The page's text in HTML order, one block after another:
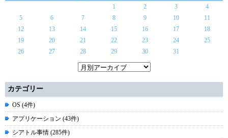
1
2 3
4
5
6 7 8 9 10
11
12
13 14 15 16 17
18
19
20 21 22 23 24
25
26
27 28 29 30 31
カテゴリー
OS (4件)
アプリケーション (43件)
シアトル事情 (285件)